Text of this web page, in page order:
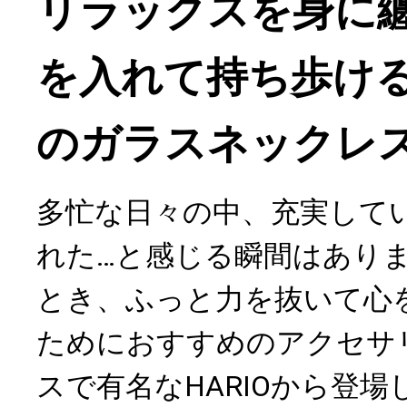
リラックスを身に
を入れて持ち歩け
のガラスネックレ
多忙な日々の中、充実して
れた…と感じる瞬間はあり
とき、ふっと力を抜いて心
ためにおすすめのアクセサ
スで有名なHARIOから登場